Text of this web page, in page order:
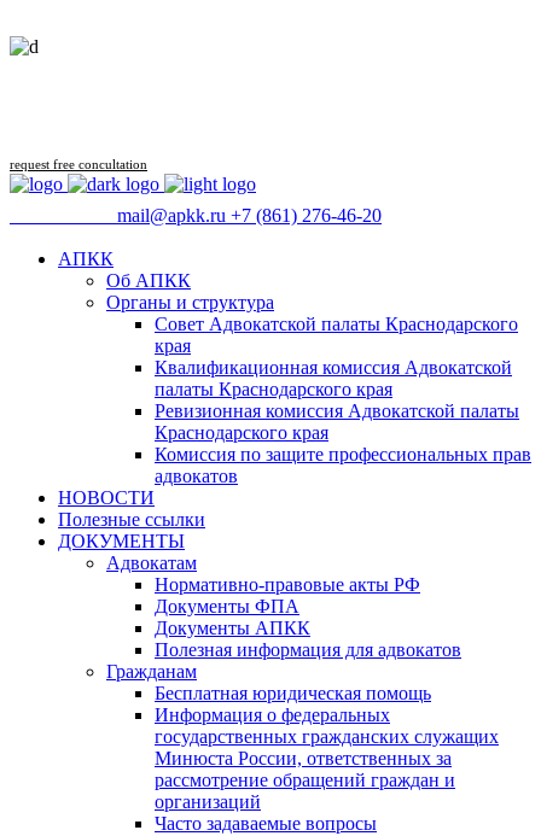
request free concultation
mail@apkk.ru +7 (861) 276-46-20
АПКК
Об АПКК
Органы и структура
Совет Адвокатской палаты Краснодарского
края
Квалификационная комиссия Адвокатской
палаты Краснодарского края
Ревизионная комиссия Адвокатской палаты
Краснодарского края
Комиссия по защите профессиональных прав
адвокатов
НОВОСТИ
Полезные ссылки
ДОКУМЕНТЫ
Адвокатам
Нормативно-правовые акты РФ
Документы ФПА
Документы АПКК
Полезная информация для адвокатов
Гражданам
Бесплатная юридическая помощь
Информация о федеральных
государственных гражданских служащих
Минюста России, ответственных за
рассмотрение обращений граждан и
организаций
Часто задаваемые вопросы